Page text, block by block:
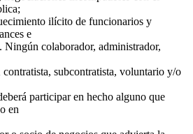
ilícito de funcionarios y
e
Ningún colaborador, administrador,
contratista, subcontratista, voluntario y/o
participar en hecho alguno que
en